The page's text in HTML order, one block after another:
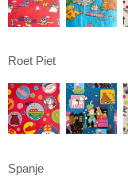
Roet Piet
Spanje